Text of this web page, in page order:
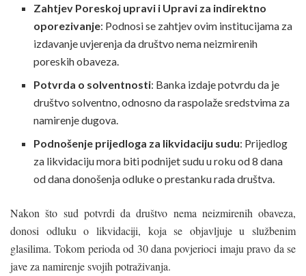
Zahtjev Poreskoj upravi i Upravi za indirektno
oporezivanje: Podnosi se zahtjev ovim institucijama za
izdavanje uvjerenja da društvo nema neizmirenih
poreskih obaveza.
Potvrda o solventnosti: Banka izdaje potvrdu da je
društvo solventno, odnosno da raspolaže sredstvima za
namirenje dugova.
Podnošenje prijedloga za likvidaciju sudu: Prijedlog
za likvidaciju mora biti podnijet sudu u roku od 8 dana
od dana donošenja odluke o prestanku rada društva.
Nakon što sud potvrdi da društvo nema neizmirenih obaveza,
donosi odluku o likvidaciji, koja se objavljuje u službenim
glasilima. Tokom perioda od 30 dana povjerioci imaju pravo da se
jave za namirenje svojih potraživanja.